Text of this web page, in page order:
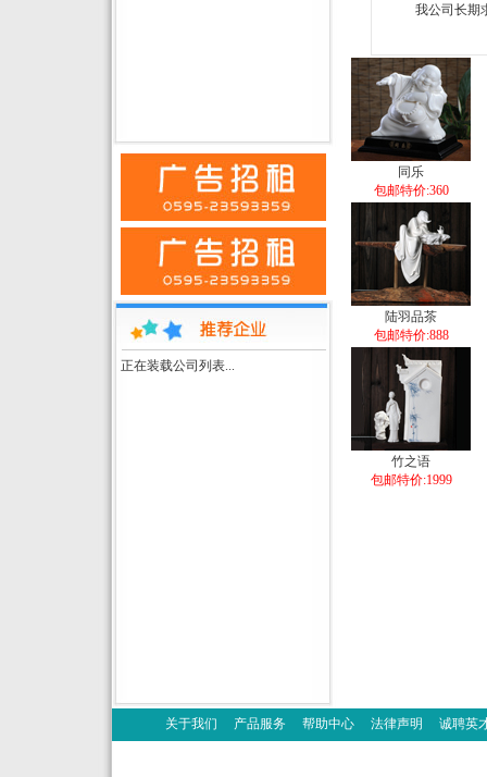
正在装载公司列表...
我公司长期求
同乐
包邮特价:360
陆羽品茶
包邮特价:888
竹之语
包邮特价:1999
关于我们 产品服务 帮助中心 法律声明 诚聘英